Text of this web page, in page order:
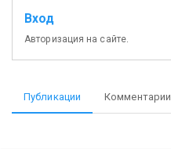
Вход
Авторизация на сайте.
Публикации Комментарии